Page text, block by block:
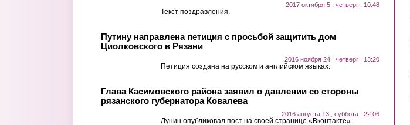
2017 октября 5 , четверг , 10:48
Текст поздравления.
Путину направлена петиция с просьбой защитить дом
Циолковского в Рязани
2016 ноября 24 , четверг , 13:20
Петиция создана на русском и английском языках.
Глава Касимовского района заявил о давлении со стороны
рязанского губернатора Ковалева
2016 августа 13 , суббота , 22:06
Лунин опубликовал пост на своей странице «Вконтакте».